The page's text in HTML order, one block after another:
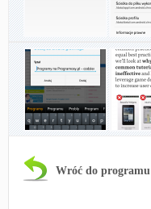
Wróć do programu